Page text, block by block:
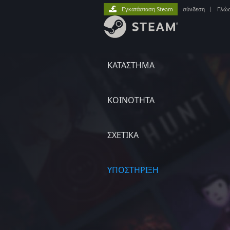
ΚΑΤΑΣΤΗΜΑ
ΚΟΙΝΟΤΗΤΑ
ΣΧΕΤΙΚΆ
ΥΠΟΣΤΗΡΙΞΗ
Εγκατάσταση Steam σύνδεση